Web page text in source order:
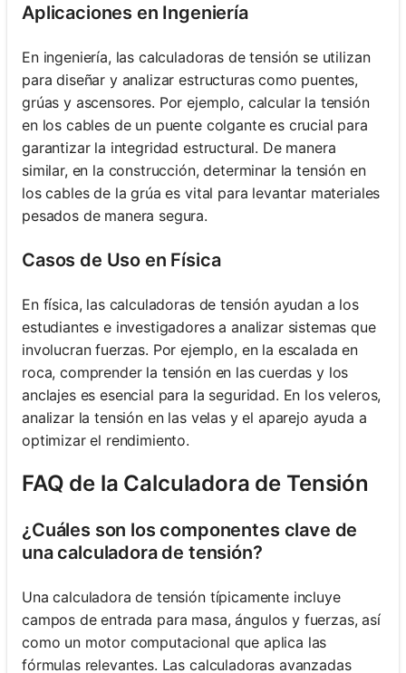
Aplicaciones en Ingeniería
En ingeniería, las calculadoras de tensión se utilizan
para diseñar y analizar estructuras como puentes,
grúas y ascensores. Por ejemplo, calcular la tensión
en los cables de un puente colgante es crucial para
garantizar la integridad estructural. De manera
similar, en la construcción, determinar la tensión en
los cables de la grúa es vital para levantar materiales
pesados de manera segura.
Casos de Uso en Física
En física, las calculadoras de tensión ayudan a los
estudiantes e investigadores a analizar sistemas que
involucran fuerzas. Por ejemplo, en la escalada en
roca, comprender la tensión en las cuerdas y los
anclajes es esencial para la seguridad. En los veleros,
analizar la tensión en las velas y el aparejo ayuda a
optimizar el rendimiento.
FAQ de la Calculadora de Tensión
¿Cuáles son los componentes clave de
una calculadora de tensión?
Una calculadora de tensión típicamente incluye
campos de entrada para masa, ángulos y fuerzas, así
como un motor computacional que aplica las
fórmulas relevantes. Las calculadoras avanzadas